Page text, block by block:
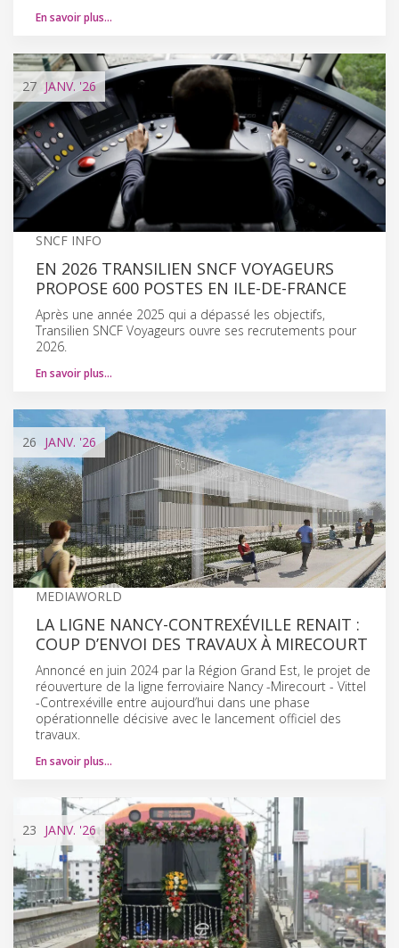
En savoir plus…
27 JANV. '26
SNCF INFO
EN 2026 TRANSILIEN SNCF VOYAGEURS
PROPOSE 600 POSTES EN ILE-DE-FRANCE
Après une année 2025 qui a dépassé les objectifs,
Transilien SNCF Voyageurs ouvre ses recrutements pour
2026.
En savoir plus…
26 JANV. '26
MEDIAWORLD
LA LIGNE NANCY-CONTREXÉVILLE RENAIT :
COUP D’ENVOI DES TRAVAUX À MIRECOURT
Annoncé en juin 2024 par la Région Grand Est, le projet de
réouverture de la ligne ferroviaire Nancy -Mirecourt - Vittel
-Contrexéville entre aujourd’hui dans une phase
opérationnelle décisive avec le lancement officiel des
travaux.
En savoir plus…
23 JANV. '26